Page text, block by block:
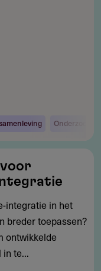
Onderzoek
integratie in het
breder toepassen?
ontwikkelde
te...